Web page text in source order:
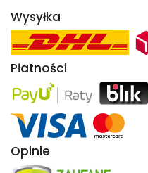
Wysyłka
Płatności
Opinie